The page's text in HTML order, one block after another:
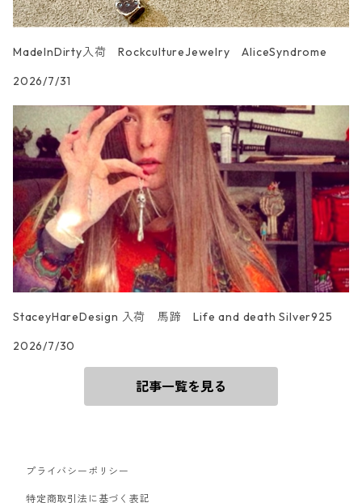
MadeInDirty入荷 RockcultureJewelry AliceSyndrome
2026/7/31
StaceyHareDesign 入荷 馬蹄 Life and death Silver925
2026/7/30
記事一覧を見る
プライバシーポリシー
特定商取引法に基づく表記